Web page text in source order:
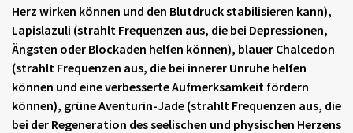
Herz wirken können und den Blutdruck stabilisieren kann),
Lapislazuli (strahlt Frequenzen aus, die bei Depressionen,
Ängsten oder Blockaden helfen können), blauer Chalcedon
(strahlt Frequenzen aus, die bei innerer Unruhe helfen
können und eine verbesserte Aufmerksamkeit fördern
können), grüne Aventurin-Jade (strahlt Frequenzen aus, die
bei der Regeneration des seelischen und physischen Herzens